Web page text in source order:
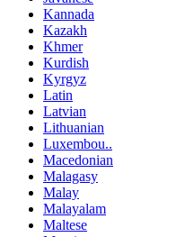
Kannada
Kazakh
Khmer
Kurdish
Kyrgyz
Latin
Latvian
Lithuanian
Luxembou..
Macedonian
Malagasy
Malay
Malayalam
Maltese